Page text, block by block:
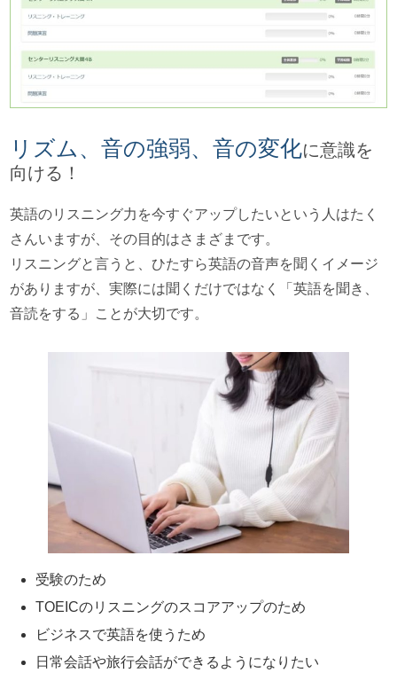
リズム、音の強弱、音の変化に意識を
向ける！
英語のリスニング力を今すぐアップしたいという人はたく
さんいますが、その目的はさまざまです。
リスニングと言うと、ひたすら英語の音声を聞くイメージ
がありますが、実際には聞くだけではなく「英語を聞き、
音読をする」ことが大切です。
受験のため
TOEICのリスニングのスコアアップのため
ビジネスで英語を使うため
日常会話や旅行会話ができるようになりたい